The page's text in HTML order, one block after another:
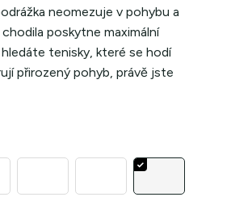
neomezuje v pohybu a
poskytne maximální
tenisky, které se hodí
přirozený pohyb, právě jste